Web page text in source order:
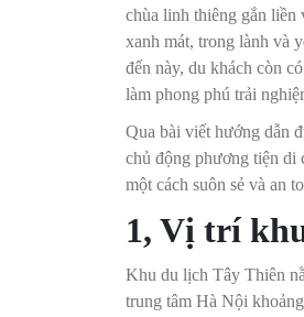
chùa linh thiêng gắn
xanh mát, trong lành và
đến này, du khách còn
làm phong phú trải
Qua bài viết hướng dẫn
chủ động phương tiện di
một cách suôn sẻ và an
1, Vị trí
Khu du lịch Tây Thiên
trung tâm Hà Nội